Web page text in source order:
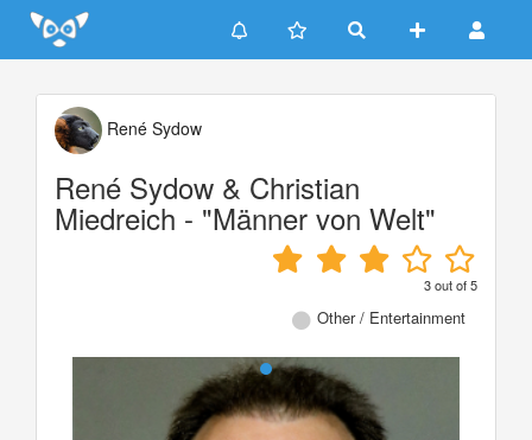
Update cookies preferences
René Sydow
René Sydow & Christian
Miedreich - "Männer von Welt"
3out of5
Other / Entertainment